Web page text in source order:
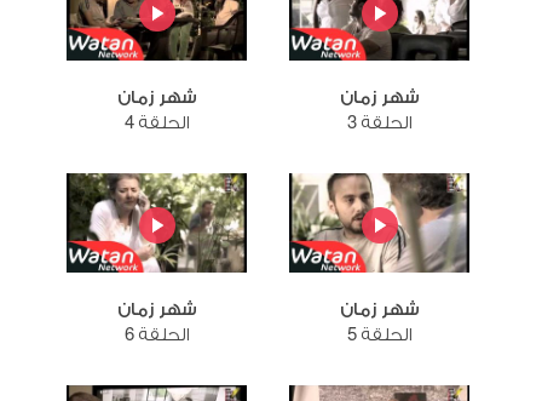
شهر زمان
الحلقة 3
شهر زمان
الحلقة 4
شهر زمان
الحلقة 5
شهر زمان
الحلقة 6